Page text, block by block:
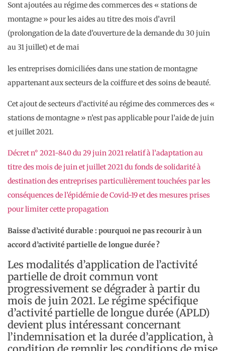
Sont ajoutées au régime des commerces des « stations de
montagne » pour les aides au titre des mois d’avril
(prolongation de la date d’ouverture de la demande du 30 juin
au 31 juillet) et de mai
les entreprises domiciliées dans une station de montagne
appartenant aux secteurs de la coiffure et des soins de beauté.
Cet ajout de secteurs d’activité au régime des commerces des «
stations de montagne » n’est pas applicable pour l’aide de juin
et juillet 2021.
Décret n° 2021-840 du 29 juin 2021 relatif à l’adaptation au
titre des mois de juin et juillet 2021 du fonds de solidarité à
destination des entreprises particulièrement touchées par les
conséquences de l’épidémie de Covid-19 et des mesures prises
pour limiter cette propagation
Baisse d’activité durable : pourquoi ne pas recourir à un
accord d’activité partielle de longue durée ?
Les modalités d’application de l’activité
partielle de droit commun vont
progressivement se dégrader à partir du
mois de juin 2021. Le régime spécifique
d’activité partielle de longue durée (APLD)
devient plus intéressant concernant
l’indemnisation et la durée d’application, à